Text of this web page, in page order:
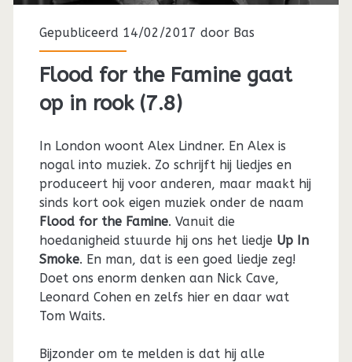
Gepubliceerd 14/02/2017 door Bas
Flood for the Famine gaat
op in rook (7.8)
In London woont Alex Lindner. En Alex is
nogal into muziek. Zo schrijft hij liedjes en
produceert hij voor anderen, maar maakt hij
sinds kort ook eigen muziek onder de naam
Flood for the Famine. Vanuit die
hoedanigheid stuurde hij ons het liedje Up In
Smoke. En man, dat is een goed liedje zeg!
Doet ons enorm denken aan Nick Cave,
Leonard Cohen en zelfs hier en daar wat
Tom Waits.
Bijzonder om te melden is dat hij alle